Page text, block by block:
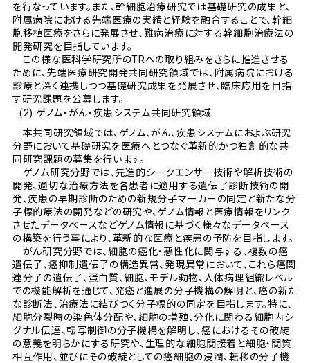
を行なっています。また、幹細胞治療研究では基礎研究の成果と、
附属病院における先端医療の実績と経験を融合することで、幹細
胞移植医療をさらに発展させ、難病治療に対する幹細胞治療法の
開発研究を目指しています。
この様な医科学研究所のTRへの取り組みをさらに推進させる
ために、先端医療研究開発共同研究領域では、附属病院における
診療と深く連携しつつ基礎研究成果を発展させ、臨床応用を目指
す研究課題を公募します。
(2) ゲノム・がん・疾患システム共同研究領域
本共同研究領域では、ゲノム、がん、疾患システムにおよぶ研究
分野において基礎研究を医療へとつなぐ革新的かつ独創的な共
同研究課題の募集を行います。
ゲノム研究分野では、先進的シークエンサー技術や解析技術の
開発、適切な治療方法を各患者に適用する遺伝子診断技術の開
発、疾患の早期診断のための新規分子マーカーの同定と新たな分
子標的療法の開発などの研究や、ゲノム情報と医療情報をリンク
させたデータベースなどゲノム情報に基づく様々なデータベース
の構築を行う事により、革新的な医療と疾患の予防を目指します。
がん研究分野では、細胞の癌化・悪性化に関与する、複数の癌
遺伝子、癌抑制遺伝子の構造異常、発現異常において、これら癌関
連分子の遺伝子、蛋白質、細胞、モデル動物、人体病理組織レベル
での機能解析を通じて、発癌と進展の分子機構の解明と、癌の新た
な診断法、治療法に結びつく分子標的の同定を目指します。特に、
細胞分裂時の染色体分配や、細胞の増殖、分化に関わる細胞内シ
グナル伝達、転写制御の分子機構を解明し、癌におけるその破綻
の意義を明らかにする研究や、生理的な細胞間接着と細胞・間質
相互作用、並びにその破綻としての癌細胞の浸潤、転移の分子機